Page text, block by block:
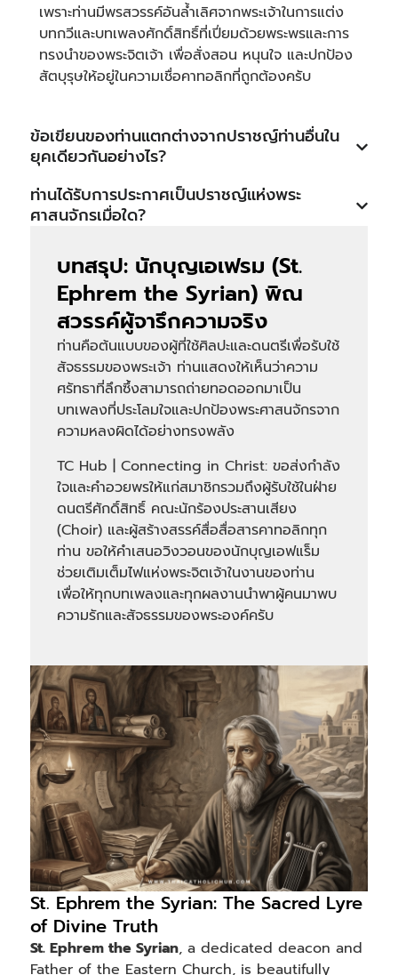
เพราะท่านมีพรสวรรค์อันล้ำเลิศจากพระเจ้าในการแต่ง
บทกวีและบทเพลงศักดิ์สิทธิ์ที่เปี่ยมด้วยพระพรและการ
ทรงนำของพระจิตเจ้า เพื่อสั่งสอน หนุนใจ และปกป้อง
สัตบุรุษให้อยู่ในความเชื่อคาทอลิกที่ถูกต้องครับ
ข้อเขียนของท่านแตกต่างจากปราชญ์ท่านอื่นใน
ยุคเดียวกันอย่างไร?
ท่านได้รับการประกาศเป็นปราชญ์แห่งพระ
ศาสนจักรเมื่อใด?
บทสรุป: นักบุญเอเฟรม (St.
Ephrem the Syrian) พิณ
สวรรค์ผู้จารึกความจริง
ท่านคือต้นแบบของผู้ที่ใช้ศิลปะและดนตรีเพื่อรับใช้
สัจธรรมของพระเจ้า ท่านแสดงให้เห็นว่าความ
ศรัทธาที่ลึกซึ้งสามารถถ่ายทอดออกมาเป็น
บทเพลงที่ประโลมใจและปกป้องพระศาสนจักรจาก
ความหลงผิดได้อย่างทรงพลัง
TC Hub | Connecting in Christ: ขอส่งกำลัง
ใจและคำอวยพรให้แก่สมาชิกรวมถึงผู้รับใช้ในฝ่าย
ดนตรีศักดิ์สิทธิ์ คณะนักร้องประสานเสียง
(Choir) และผู้สร้างสรรค์สื่อสื่อสารคาทอลิกทุก
ท่าน ขอให้คำเสนอวิงวอนของนักบุญเอฟแร็ม
ช่วยเติมเต็มไฟแห่งพระจิตเจ้าในงานของท่าน
เพื่อให้ทุกบทเพลงและทุกผลงานนำพาผู้คนมาพบ
ความรักและสัจธรรมของพระองค์ครับ
St. Ephrem the Syrian: The Sacred Lyre
of Divine Truth
St. Ephrem the Syrian, a dedicated deacon and
Father of the Eastern Church, is beautifully